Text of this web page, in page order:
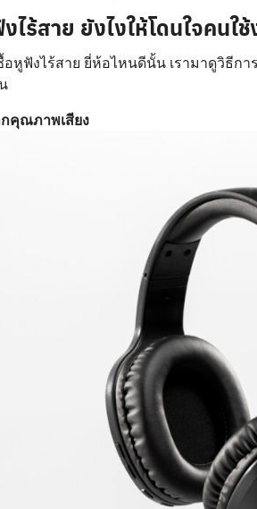
ไร้สาย ยังไงให้โดนใจคนใช้
อหูฟังไร้สาย ยี่ห้อไหนดีนั้น เรามาดูวิธีก
กคุณภาพเสียง